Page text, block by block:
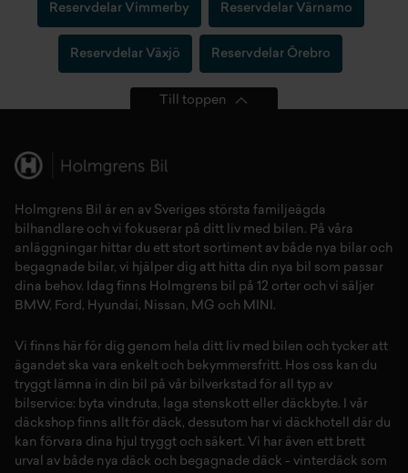
Reservdelar Vimmerby Reservdelar Värnamo
Reservdelar Växjö Reservdelar Örebro
Till toppen
Holmgrens Bil är en av Sveriges största familjeägda
bilhandlare och vi fokuserar på ditt liv med bilen. På våra
anläggningar hittar du ett stort sortiment av både nya bilar och
begagnade bilar, vi hjälper dig att hitta din nya bil som passar
dina behov. Idag finns Holmgrens bil på 12 orter och vi säljer
BMW, Ford, Hyundai, Nissan , MG och MINI.
Vi finns här för dig genom hela ditt liv med bilen och tycker att
ägandet ska vara enkelt och bekymmersfritt. Hos oss kan du
tryggt lämna in din bil på vår bilverkstad för all typ av
bilservice: byta vindruta, laga stenskott eller däckbyte. I vår
däckshop finns allt för däck, dessutom har vi däckhotell där du
kan förvara dina hjul tryggt och säkert. Vi har även ett brett
urval av både nya däck och begagnade däck - vinterdäck som